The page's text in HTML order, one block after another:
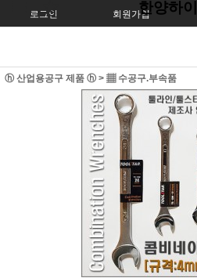
로그인 회원가입한양하
ⓗ 산업용공구 제품 ⓗ > ▦ 수공구.부속품